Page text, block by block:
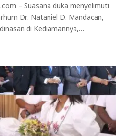
– Suasana duka menyelimuti
Dr. Nataniel D. Mandacan,
di Kediamannya,…